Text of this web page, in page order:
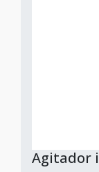
Agitador